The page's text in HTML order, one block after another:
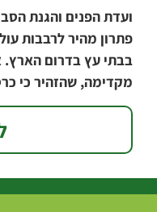
ועדת הפנים והגנת
בבתי עץ בדרום
מקדימה, שהזהיר כי